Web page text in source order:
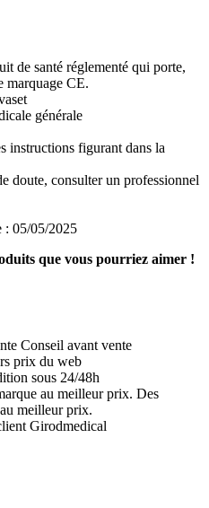
de santé réglementé qui porte,
marquage CE.
générale
instructions figurant dans la
doute, consulter un professionnel
: 05/05/2025
que vous pourriez aimer !
Conseil avant vente
prix du web
sous 24/48h
Des
meilleur prix.
Girodmedical